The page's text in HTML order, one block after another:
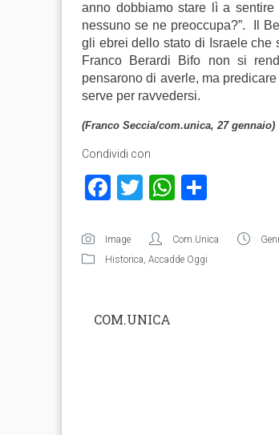
anno dobbiamo stare lì a
nessuno se ne preoccupa?”. Il
gli ebrei dello stato di Israele che
Franco Berardi Bifo non si
pensarono di averle, ma
serve per ravvedersi.
(Franco Seccia/com.unica, 27 gennaio)
Condividi con
Facebook
TwitterWhatsApp
Image Com.Unica
Historica, Accadde Oggi
COM.UNICA